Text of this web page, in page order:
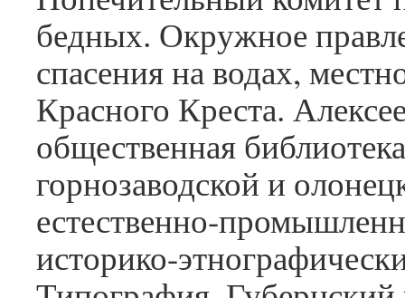
бедных. Окружное
спасения на водах,
Красного Креста.
общественная
горнозаводской и
естественно-
историко-